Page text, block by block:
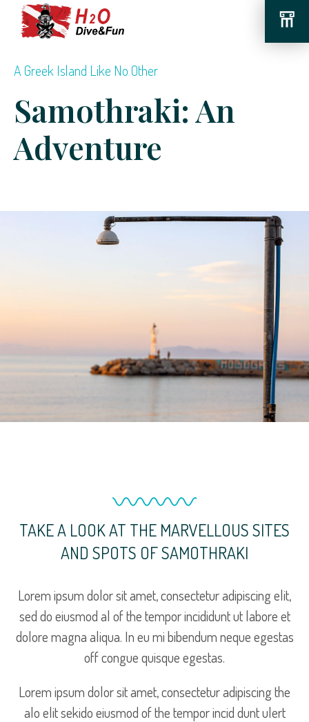
A Greek Island Like No Other
Samothraki: An
Adventure
TAKE A LOOK AT THE MARVELLOUS SITES
AND SPOTS OF SAMOTHRAKI
Lorem ipsum dolor sit amet, consectetur adipiscing elit,
sed do eiusmod al of the tempor incididunt ut labore et
dolore magna aliqua. In eu mi bibendum neque egestas
off congue quisque egestas.
Lorem ipsum dolor sit amet, consectetur adipiscing the
alo elit sekido eiusmod of the tempor incid dunt ulert